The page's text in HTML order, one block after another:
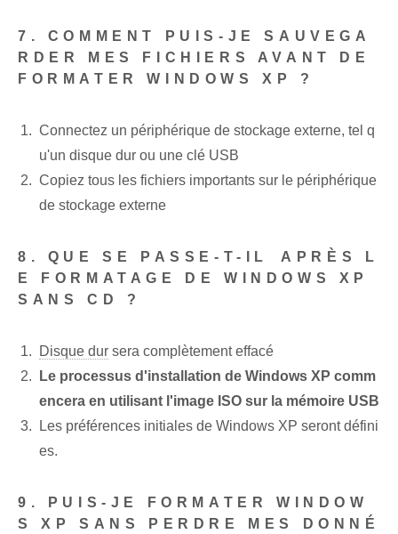
7. COMMENT PUIS-JE SAUVEGA
RDER MES FICHIERS AVANT DE
FORMATER WINDOWS XP ?
Connectez un périphérique de stockage externe, tel q
u'un disque dur ou une clé USB
Copiez tous les fichiers importants sur le périphérique
de stockage externe
8. QUE SE PASSE-T-IL ⁤APRÈS​ L
E FORMATAGE DE WINDOWS XP⁢
SANS CD ?
Disque dur sera complètement effacé
Le processus d'installation de Windows XP comm
encera en utilisant l'image ISO sur la mémoire USB
Les préférences initiales de Windows XP seront défini
es.
9. PUIS-JE FORMATER WINDOW
S XP SANS PERDRE MES DONNÉ